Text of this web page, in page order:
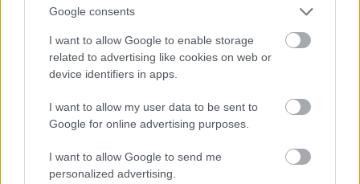
Google consents
I want to allow Google to enable storage
related to advertising like cookies on web or
device identifiers in apps.
I want to allow my user data to be sent to
Google for online advertising purposes.
I want to allow Google to send me
personalized advertising.
ilyen fajta munkát végeztem, tehát tudom jól milyen
ez az alkalmazotti lét. Értem, hogy te most fel vagy
háborodva, de én, meg viszont muszáj, hogy
visszavegyem az érvelést. Azt gondolom, hogy ha
még le is diktálják, és el is mondják a darabot, én
utána azt fogom látni, amit látok, és nem tudok
másról beszélni, mint, hogy milyen hatással van rám
rendkívül pontosan, nagyon finoman, de még is csak
közhelyet látok ábrázolva. Egy szeretetlen családot